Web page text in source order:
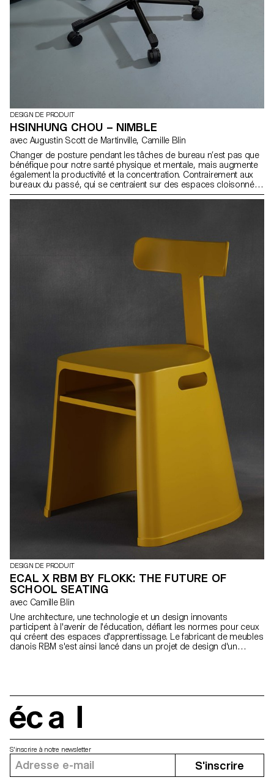
DESIGN DE PRODUIT
HSINHUNG CHOU – NIMBLE
avec Augustin Scott de Martinville, Camille Blin
Changer de posture pendant les tâches de bureau n’est pas que
bénéfique pour notre santé physique et mentale, mais augmente
également la productivité et la concentration. Contrairement aux
bureaux du passé, qui se centraient sur des espaces cloisonnés,
le bureau du futur sera un espace qui facilitera l’interaction et la
rompent avec la chaise de bureau classique. Cette chaise simple
mais polyvalente est un compagnon utile qui répond aux
nouvelles tendances au bureau et à de nombreux scénarios
contemporains, tels que les espaces de travail en commun ou à
DESIGN DE PRODUIT
ECAL X RBM BY FLOKK: THE FUTURE OF
SCHOOL SEATING
avec Camille Blin
Une architecture, une technologie et un design innovants
participent à l'avenir de l'éducation, défiant les normes pour ceux
qui créent des espaces d'apprentissage. Le fabricant de meubles
danois RBM s'est ainsi lancé dans un projet de design d'un
Georgacopoulos, directeur de l'ECAL. Basé sur le titre, The Future
of School Seating, les étudiants de 1re année en Master Design
de Produit ont travaillé avec le responsable du programme et
designer Camille Blin, assisté de Margo Clavier, pour explorer des
concepts imaginés sera exposée exclusivement à la Stockholm
Design Week. «Nous avons demandé aux étudiants de l'ECAL de
S'inscrire à notre newsletter
S'inscrire